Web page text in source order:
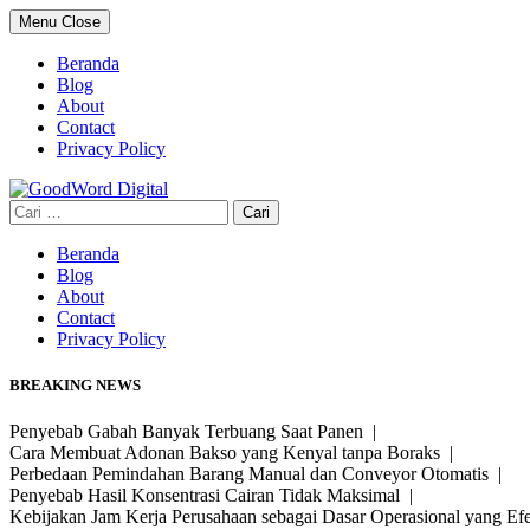
Skip
to
content
Menu Close
Beranda
Blog
About
Contact
Privacy Policy
Cari
untuk:
Beranda
Blog
About
Contact
Privacy Policy
BREAKING NEWS
Penyebab Gabah Banyak Terbuang Saat Panen |
Cara Membuat Adonan Bakso yang Kenyal tanpa Boraks |
Perbedaan Pemindahan Barang Manual dan Conveyor Otomatis |
Penyebab Hasil Konsentrasi Cairan Tidak Maksimal |
Kebijakan Jam Kerja Perusahaan sebagai Dasar Operasional yang